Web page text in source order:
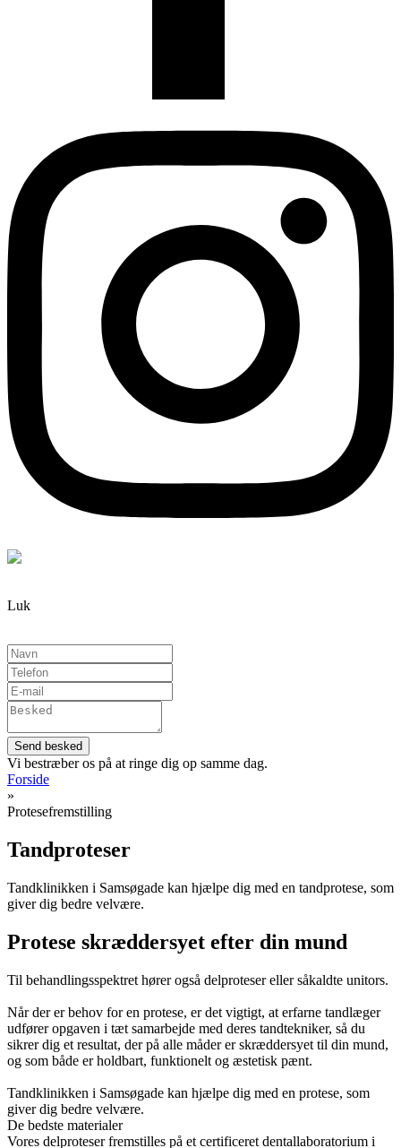
Luk
Send besked
Vi bestræber os på at ringe dig op samme dag.
Forside
»
Protesefremstilling
Tandproteser
Tandklinikken i Samsøgade kan hjælpe dig med en tandprotese, som
giver dig bedre velvære.​
Protese skræddersyet efter din mund
Til behandlingsspektret hører også delproteser eller såkaldte unitors.
Når der er behov for en protese, er det vigtigt, at erfarne tandlæger
udfører opgaven i tæt samarbejde med deres tandtekniker, så du
sikrer dig et resultat, der på alle måder er skræddersyet til din mund,
og som både er holdbart, funktionelt og æstetisk pænt.
Tandklinikken i Samsøgade kan hjælpe dig med en protese, som
giver dig bedre velvære.​
De bedste materialer
Vores delproteser fremstilles på et certificeret dentallaboratorium i